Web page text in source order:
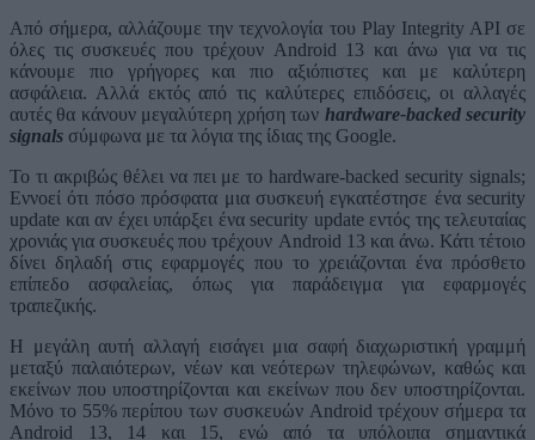
Από σήμερα, αλλάζουμε την τεχνολογία του Play Integrity API σε
όλες τις συσκευές που τρέχουν Android 13 και άνω για να τις
κάνουμε πιο γρήγορες και πιο αξιόπιστες και με καλύτερη
ασφάλεια. Αλλά εκτός από τις καλύτερες επιδόσεις, οι αλλαγές
αυτές θα κάνουν μεγαλύτερη χρήση των hardware-backed security
signals σύμφωνα με τα λόγια της ίδιας της Google.
Το τι ακριβώς θέλει να πει με το hardware-backed security signals;
Εννοεί ότι πόσο πρόσφατα μια συσκευή εγκατέστησε ένα security
update και αν έχει υπάρξει ένα security update εντός της τελευταίας
χρονιάς για συσκευές που τρέχουν Android 13 και άνω. Κάτι τέτοιο
δίνει δηλαδή στις εφαρμογές που το χρειάζονται ένα πρόσθετο
επίπεδο ασφαλείας, όπως για παράδειγμα για εφαρμογές
τραπεζικής.
Η μεγάλη αυτή αλλαγή εισάγει μια σαφή διαχωριστική γραμμή
μεταξύ παλαιότερων, νέων και νεότερων τηλεφώνων, καθώς και
εκείνων που υποστηρίζονται και εκείνων που δεν υποστηρίζονται.
Μόνο το 55% περίπου των συσκευών Android τρέχουν σήμερα τα
Android 13, 14 και 15, ενώ από τα υπόλοιπα σημαντικά